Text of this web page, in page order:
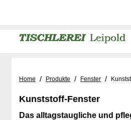
Home / Produkte / Fenster /
Kunststoff-Fenster
Das alltagstaugliche und